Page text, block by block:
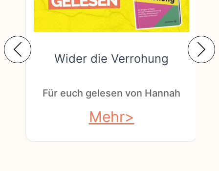
Wider die Verrohung
Für euch gelesen von Hannah
Mehr